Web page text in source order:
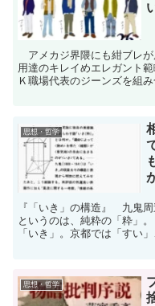
アメカジ界隈にも紺ブレ
用達のキレイめエレガント
Ｋ職場代表のジーンズを組
思想・哲学
『「いき」の構造』 九鬼
というのは、純粋の「粋」
「いき」。京都では「すい
思想・哲学